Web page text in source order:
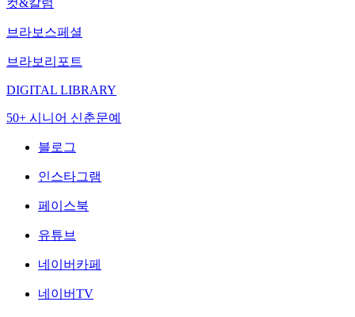
컷&칼럼
브라보스페셜
브라보리포트
DIGITAL LIBRARY
50+ 시니어 신춘문예
블로그
인스타그램
페이스북
유튜브
네이버카페
네이버TV